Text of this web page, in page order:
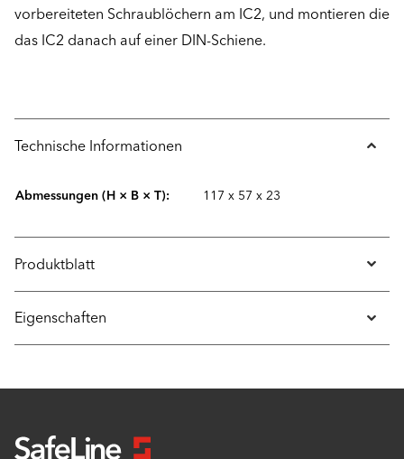
vorbereiteten Schraublöchern am IC2, und montieren die
das IC2 danach auf einer DIN-Schiene.
Technische Informationen
Abmessungen (H × B × T): 117 x 57 x 23
Produktblatt
Eigenschaften